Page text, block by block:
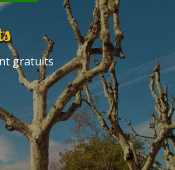
gratuits